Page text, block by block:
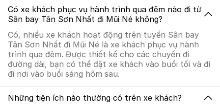
Có xe khách phục vụ hành trình qua đêm nào đi từ
Sân bay Tân Sơn Nhất đi Mũi Né không?
Có, nhiều xe khách hoạt động trên tuyến Sân bay
Tân Sơn Nhất đi Mũi Né là xe khách phục vụ hành
trình qua đêm. Được thiết kế cho các chuyến đi
đường dài, bạn có thể đặt xe khách vào buổi tối và đi
đi nơi vào buổi sáng hôm sau.
Những tiện ích nào thường có trên xe khách?